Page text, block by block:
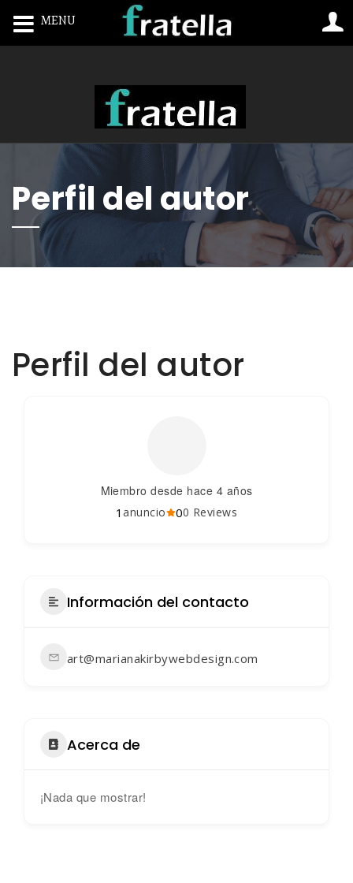
Perfil del autor
Perfil del autor
Miembro desde hace 4 años
00 Reviews
1anuncio
Información del contacto
art@marianakirbywebdesign.com
Acerca de
¡Nada que mostrar!
MENU